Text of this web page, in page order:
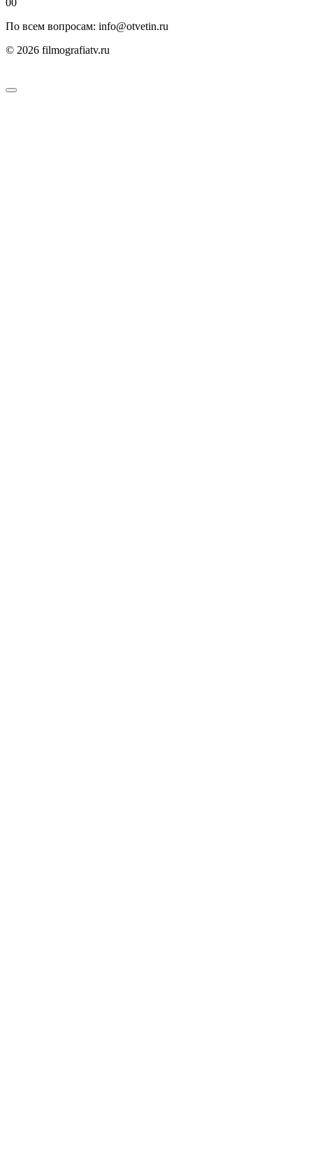
00
По всем вопросам: info@otvetin.ru
© 2026 filmografiatv.ru